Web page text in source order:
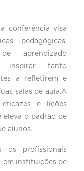
conferência visa
pedagógicas,
aprendizado
inspirar tanto
a refletirem e
salas de aula.A
e lições
eleva o padrão de
alunos.
profissionais
em instituições de